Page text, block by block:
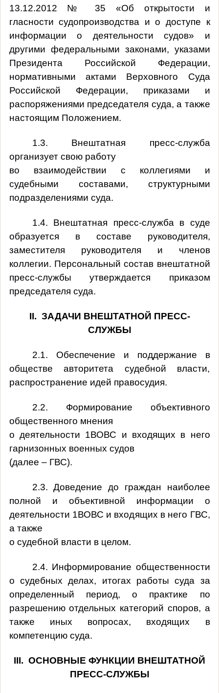
13.12.2012 № 35 «Об открытости и
гласности судопроизводства и о доступе к
информации о деятельности судов» и
другими федеральными законами, указами
Президента Российской Федерации,
нормативными актами Верховного Суда
Российской Федерации, приказами и
распоряжениями председателя суда, а также
настоящим Положением.
1.3. Внештатная пресс-служба
организует свою работу
во взаимодействии с коллегиями и
судебными составами, структурными
подразделениями суда.
1.4. Внештатная пресс-служба в суде
образуется в составе руководителя,
заместителя руководителя и членов
коллегии. Персональный состав внештатной
пресс-службы утверждается приказом
председателя суда.
II. ЗАДАЧИ ВНЕШТАТНОЙ ПРЕСС-
СЛУЖБЫ
2.1. Обеспечение и поддержание в
обществе авторитета судебной власти,
распространение идей правосудия.
2.2. Формирование объективного
общественного мнения
о деятельности 1ВОВС и входящих в него
гарнизонных военных судов
(далее – ГВС).
2.3. Доведение до граждан наиболее
полной и объективной информации о
деятельности 1ВОВС и входящих в него ГВС,
а также
о судебной власти в целом.
2.4. Информирование общественности
о судебных делах, итогах работы суда за
определенный период, о практике по
разрешению отдельных категорий споров, а
также иных вопросах, входящих в
компетенцию суда.
III. ОСНОВНЫЕ ФУНКЦИИ ВНЕШТАТНОЙ
ПРЕСС-СЛУЖБЫ